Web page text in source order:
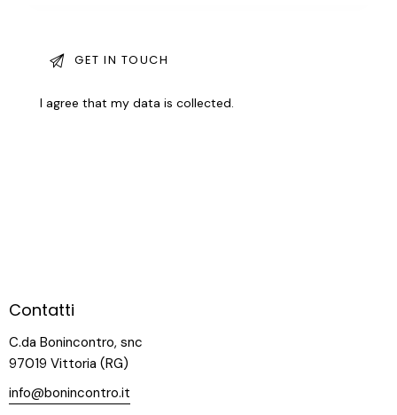
I agree that my data iscollected.
Contatti
C.da Bonincontro, snc
97019 Vittoria (RG)
info@bonincontro.it